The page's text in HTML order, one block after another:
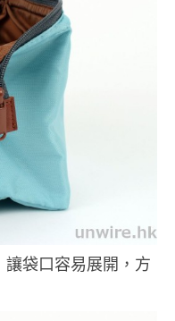
袋口容易展開，方